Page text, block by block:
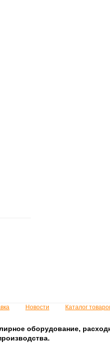
Новости Каталог
оборудование,